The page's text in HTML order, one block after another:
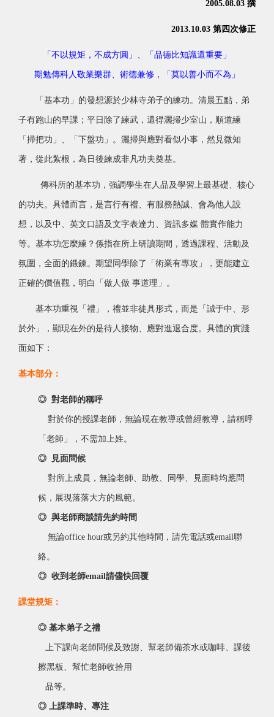
2005.08.03 撰
2013.10.03 第四次修正
「不以規矩，不成方圓」、「品德比知識還重要」
期勉傳科人敬業樂群、術德兼修，「莫以善小而不為」
「基本功」的發想源於少林寺弟子的練功。清晨五點，弟
子有跑山的早課；平日除了練武，還得灑掃少室山，順道練
「掃把功」、「下盤功」。灑掃與應對看似小事，然見微知
著，從此紮根，為日後練成非凡功夫奠基。
傳科所的基本功，強調學生在人品及學習上最基礎、核心
的功夫。具體而言，是言行有禮、有服務熱誠、會為他人設
想，以及中、英文口語及文字表達力、資訊多媒 體實作能力
等。基本功怎麼練？係指在所上研讀期間，透過課程、活動及
氛圍，全面的鍛鍊。期望同學除了「術業有專攻」，更能建立
正確的價值觀，明白「做人做 事道理」。
基本功重視「禮」，禮並非徒具形式，而是「誠于中、形
於外」，顯現在外的是待人接物、應對進退合度。具體的實踐
面如下：
基本部分：
◎ 對老師的稱呼
對於你的授課老師，無論現在教導或曾經教導，請稱呼
「老師」，不需加上姓。
◎ 見面問候
對所上成員，無論老師、助教、同學、見面時均應問
候，展現落落大方的風範。
◎ 與老師商談請先約時間
無論office hour或另約其他時間，請先電話或email聯
絡。
◎ 收到老師email請儘快回覆
課堂規矩：
◎ 基本弟子之禮
上下課向老師問候及致謝、幫老師備茶水或咖啡、課後
擦黑板、幫忙老師收拾用
品等。
◎ 上課準時、專注